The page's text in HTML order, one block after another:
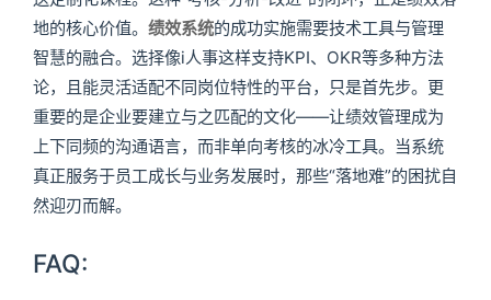
地的核心价值。 绩效系统的成功实施需要技术工具与管理
智慧的融合。选择像i人事这样支持KPI、OKR等多种方法
论，且能灵活适配不同岗位特性的平台，只是首先步。更
重要的是企业要建立与之匹配的文化——让绩效管理成为
上下同频的沟通语言，而非单向考核的冰冷工具。当系统
真正服务于员工成长与业务发展时，那些“落地难”的困扰自
然迎刃而解。
FAQ: